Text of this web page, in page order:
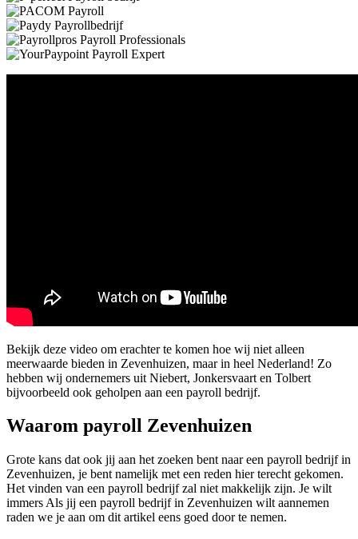
Bekijk deze video om erachter te komen hoe wij niet alleen
meerwaarde bieden in Zevenhuizen, maar in heel Nederland! Zo
hebben wij ondernemers uit Niebert, Jonkersvaart en Tolbert
bijvoorbeeld ook geholpen aan een payroll bedrijf.
Waarom payroll Zevenhuizen
Grote kans dat ook jij aan het zoeken bent naar een payroll bedrijf in
Zevenhuizen, je bent namelijk met een reden hier terecht gekomen.
Het vinden van een payroll bedrijf zal niet makkelijk zijn. Je wilt
immers Als jij een payroll bedrijf in Zevenhuizen wilt aannemen
raden we je aan om dit artikel eens goed door te nemen.